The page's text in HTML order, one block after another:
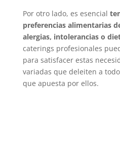
Por otro lado, es esencial
preferencias alimentarias
alergias, intolerancias o
caterings profesionales
para satisfacer estas
variadas que deleiten a
que apuesta por ellos.